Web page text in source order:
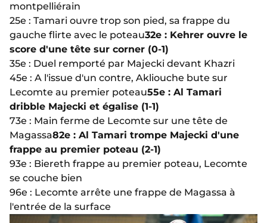
montpelliérain
25e : Tamari ouvre trop son pied, sa frappe du
gauche flirte avec le poteau32e : Kehrer ouvre le
score d'une tête sur corner (0-1)
35e : Duel remporté par Majecki devant Khazri
45e : A l'issue d'un contre, Akliouche bute sur
Lecomte au premier poteau55e : Al Tamari
dribble Majecki et égalise (1-1)
73e : Main ferme de Lecomte sur une tête de
Magassa82e : Al Tamari trompe Majecki d'une
frappe au premier poteau (2-1)
93e : Biereth frappe au premier poteau, Lecomte
se couche bien
96e : Lecomte arrête une frappe de Magassa à
l'entrée de la surface